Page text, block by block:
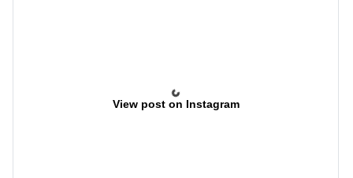
View post on Instagram